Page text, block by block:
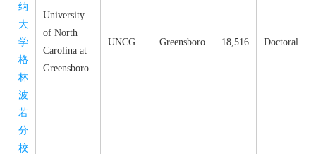
纳
大
学
格
林
波
若
分
校
University
of North
Carolina at
Greensboro
UNCG Greensboro 18,516 Doctoral